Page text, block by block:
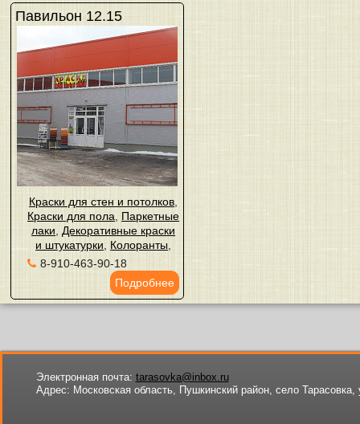
Павильон 12.15
Краски для стен и потолков
Краски для пола
Паркетные
лаки
Декоративные краски
и штукатурки
Колоранты
8-910-463-90-18
Подробнее
Электронная почта: tarasovka@inbox.ru
Адрес: Московская область, Пушкинский район, село